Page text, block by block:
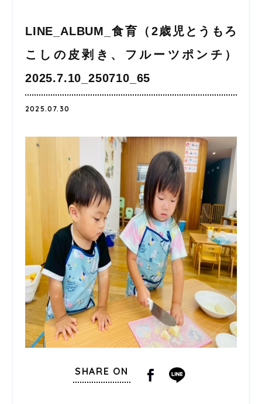
LINE_ALBUM_食育（2歳児とうもろ
こしの皮剥き、フルーツポンチ）
2025.7.10_250710_65
2025.07.30
SHARE ON